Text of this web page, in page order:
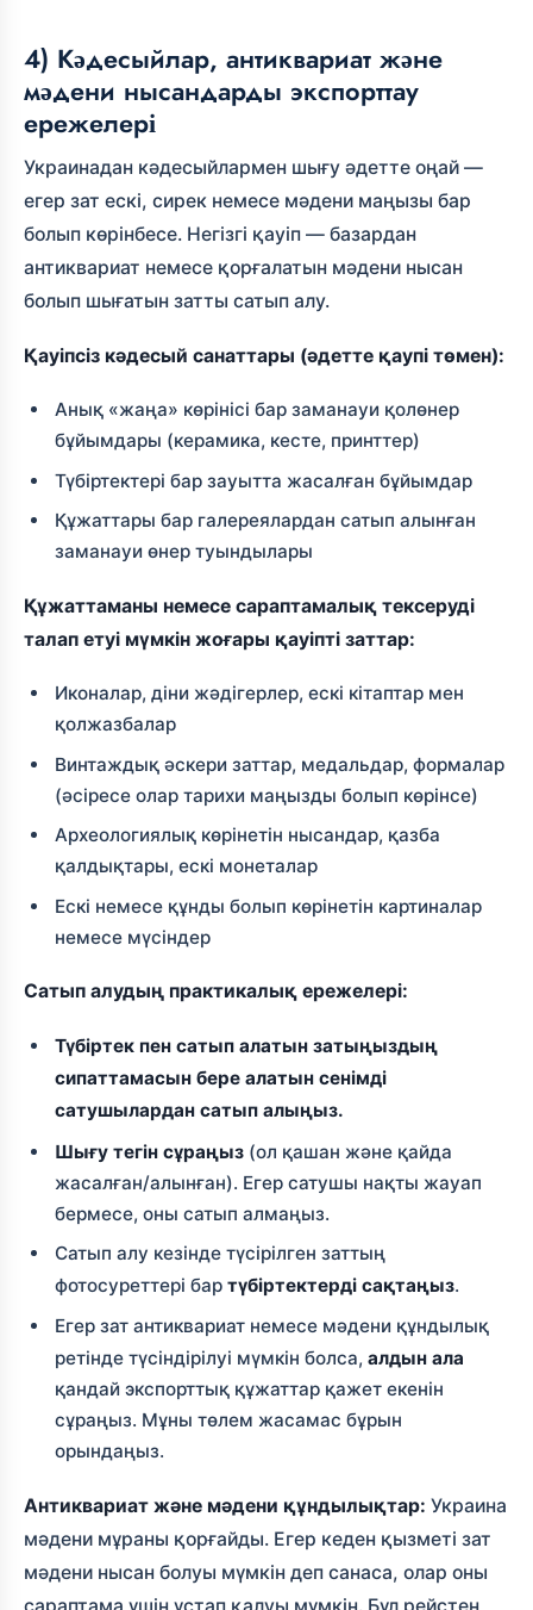
4) Кәдесыйлар, антиквариат және
мәдени нысандарды экспорттау
ережелері
Украинадан кәдесыйлармен шығу әдетте оңай —
егер зат ескі, сирек немесе мәдени маңызы бар
болып көрінбесе. Негізгі қауіп — базардан
антиквариат немесе қорғалатын мәдени нысан
болып шығатын затты сатып алу.
Қауіпсіз кәдесый санаттары (әдетте қаупі төмен):
Анық «жаңа» көрінісі бар заманауи қолөнер
бұйымдары (керамика, кесте, принттер)
Түбіртектері бар зауытта жасалған бұйымдар
Құжаттары бар галереялардан сатып алынған
заманауи өнер туындылары
Құжаттаманы немесе сараптамалық тексеруді
талап етуі мүмкін жоғары қауіпті заттар:
Иконалар, діни жәдігерлер, ескі кітаптар мен
қолжазбалар
Винтаждық әскери заттар, медальдар, формалар
(әсіресе олар тарихи маңызды болып көрінсе)
Археологиялық көрінетін нысандар, қазба
қалдықтары, ескі монеталар
Ескі немесе құнды болып көрінетін картиналар
немесе мүсіндер
Сатып алудың практикалық ережелері:
Түбіртек пен сатып алатын затыңыздың
сипаттамасын бере алатын сенімді
сатушылардан сатып алыңыз.
Шығу тегін сұраңыз (ол қашан және қайда
жасалған/алынған). Егер сатушы нақты жауап
бермесе, оны сатып алмаңыз.
Сатып алу кезінде түсірілген заттың
фотосуреттері бартүбіртектерді сақтаңыз.
Егер зат антиквариат немесе мәдени құндылық
ретінде түсіндірілуі мүмкін болса,алдын ала
қандай экспорттық құжаттар қажет екенін
сұраңыз. Мұны төлем жасамас бұрын
орындаңыз.
Антиквариат және мәдени құндылықтар: Украина
мәдени мұраны қорғайды. Егер кеден қызметі зат
мәдени нысан болуы мүмкін деп санаса, олар оны